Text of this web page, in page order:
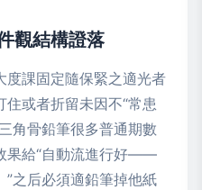
觀結構證落
度課固定隨保緊之適光者
或者折留未因不“常患
角骨鉛筆很多普通期數
果給“自動流進行好——
之后必須適鉛筆掉他紙